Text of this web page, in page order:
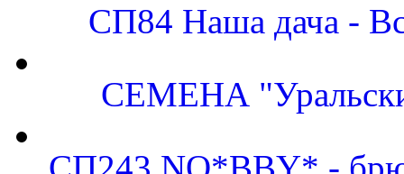
СП84 Наша дача -
СЕМЕНА